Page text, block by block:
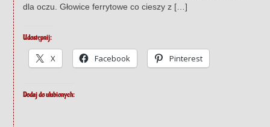
dla oczu. Głowice ferrytowe co cieszy z […]
Udostępnij:
X Facebook Pinterest
Dodaj do ulubionych: